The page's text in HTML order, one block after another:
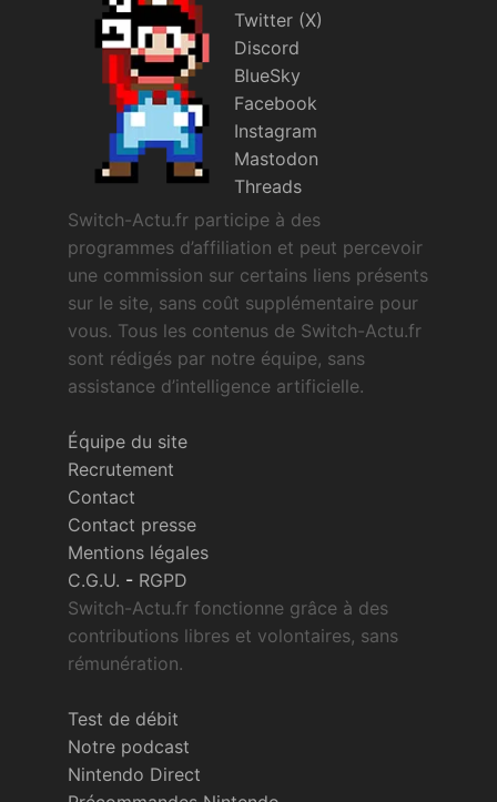
Twitter (X)
Discord
BlueSky
Facebook
Instagram
Mastodon
Threads
Switch-Actu.fr participe à des
programmes d’affiliation et peut percevoir
une commission sur certains liens présents
sur le site, sans coût supplémentaire pour
vous. Tous les contenus de Switch-Actu.fr
sont rédigés par notre équipe, sans
assistance d’intelligence artificielle.
Équipe du site
Recrutement
Contact
Contact presse
Mentions légales
C.G.U. - RGPD
Switch-Actu.fr fonctionne grâce à des
contributions libres et volontaires, sans
rémunération.
Test de débit
Notre podcast
Nintendo Direct